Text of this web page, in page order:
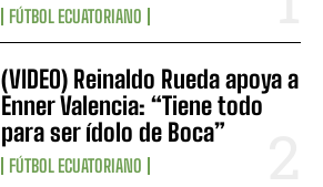
FÚTBOL ECUATORIANO
(VIDEO) Reinaldo Rueda apoya a
Enner Valencia: “Tiene todo
para ser ídolo de Boca”
FÚTBOL ECUATORIANO